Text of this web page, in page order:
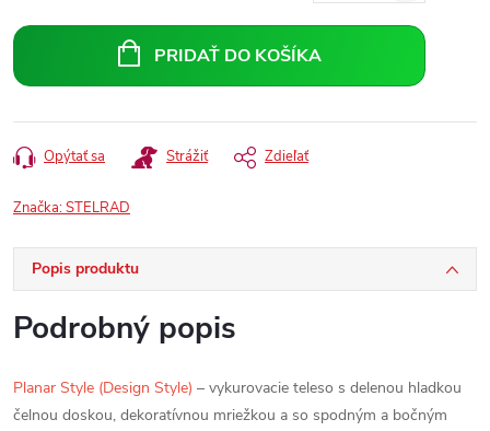
cena:
PRIDAŤ DO KOŠÍKA
Opýtať sa Strážiť Zdieľať
Značka:STELRAD
Popis produktu
Podrobný popis
Planar Style (Design Style) – vykurovacie teleso s delenou hladkou
čelnou doskou, dekoratívnou mriežkou a so spodným a bočným